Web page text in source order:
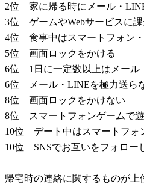
2位 家に帰る時にメール
3位 ゲームやWebサービ
4位 食事中はスマートフォ
5位 画面ロック
6位 1日に一定数以上はメー
6位 メール・LINEを
8位 画面ロック
8位 スマートフォンゲ
10位 デート中はスマートフ
10位 SNSでお互いを
帰宅時の連絡に関するものが